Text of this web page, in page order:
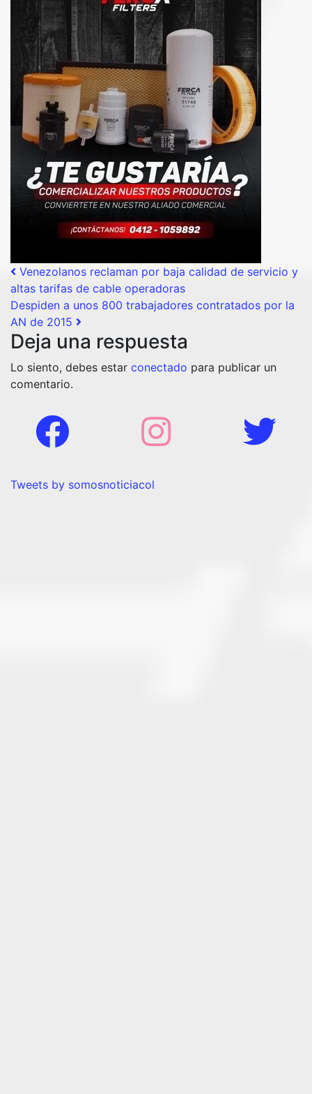
Post navigation
Venezolanos reclaman por baja calidad de servicio y
altas tarifas de cable operadoras
Despiden a unos 800 trabajadores contratados por la
AN de 2015
Deja una respuesta
Lo siento, debes estar conectado para publicar un
comentario.
Tweets by somosnoticiacol